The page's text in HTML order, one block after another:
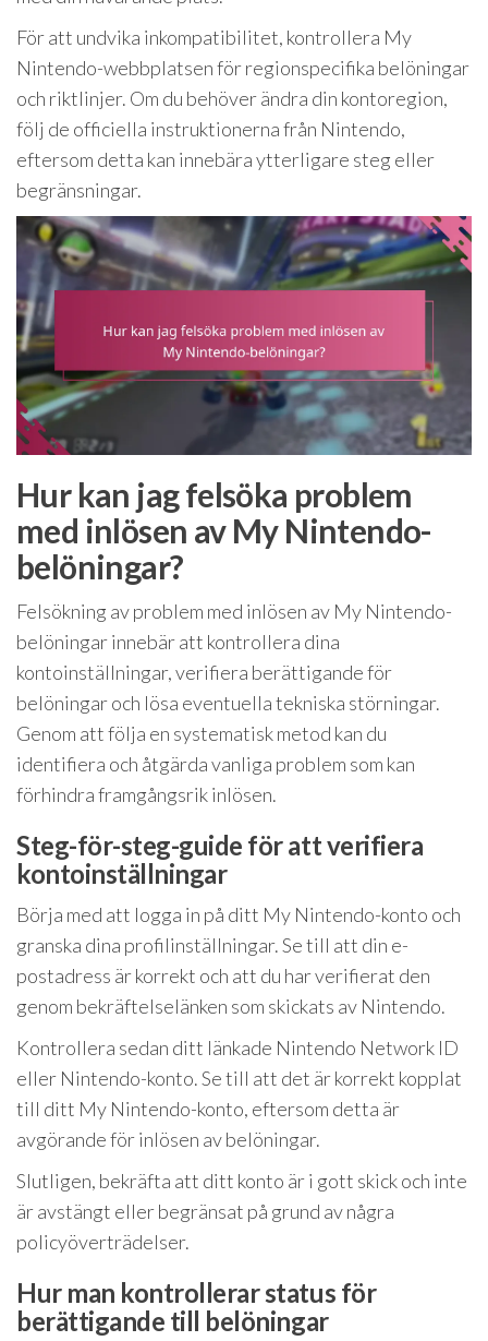
För att undvika inkompatibilitet, kontrollera My
Nintendo-webbplatsen för regionspecifika belöningar
och riktlinjer. Om du behöver ändra din kontoregion,
följ de officiella instruktionerna från Nintendo,
eftersom detta kan innebära ytterligare steg eller
begränsningar.
Hur kan jag felsöka problem
med inlösen av My Nintendo-
belöningar?
Felsökning av problem med inlösen av My Nintendo-
belöningar innebär att kontrollera dina
kontoinställningar, verifiera berättigande för
belöningar och lösa eventuella tekniska störningar.
Genom att följa en systematisk metod kan du
identifiera och åtgärda vanliga problem som kan
förhindra framgångsrik inlösen.
Steg-för-steg-guide för att verifiera
kontoinställningar
Börja med att logga in på ditt My Nintendo-konto och
granska dina profilinställningar. Se till att din e-
postadress är korrekt och att du har verifierat den
genom bekräftelselänken som skickats av Nintendo.
Kontrollera sedan ditt länkade Nintendo Network ID
eller Nintendo-konto. Se till att det är korrekt kopplat
till ditt My Nintendo-konto, eftersom detta är
avgörande för inlösen av belöningar.
Slutligen, bekräfta att ditt konto är i gott skick och inte
är avstängt eller begränsat på grund av några
policyöverträdelser.
Hur man kontrollerar status för
berättigande till belöningar